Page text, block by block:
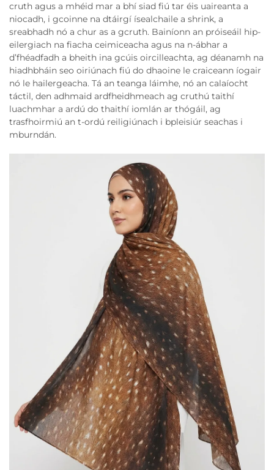
cruth agus a mhéid mar a bhí siad fiú tar éis uaireanta a
niocadh, i gcoinne na dtáirgí ísealchaile a shrink, a
sreabhadh nó a chur as a gcruth. Bainíonn an próiseáil hip-
eilergiach na fiacha ceimiceacha agus na n-ábhar a
d’fhéadfadh a bheith ina gcúis oircilleachta, ag déanamh na
hiadhbháin seo oiriúnach fiú do dhaoine le craiceann íogair
nó le hailergeacha. Tá an teanga láimhe, nó an calaíocht
táctil, den adhmaid ardfheidhmeach ag cruthú taithí
luachmhar a ardú do thaithí iomlán ar thógáil, ag
trasfhoirmiú an t-ordú reiligiúnach i bpleisiúr seachas i
mburndán.